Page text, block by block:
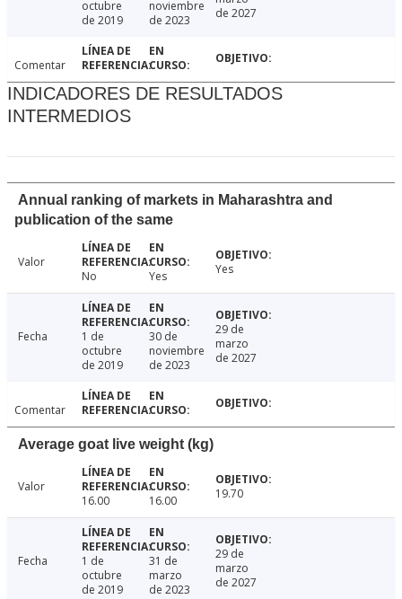
octubre
de 2019
noviembre
de 2023
de 2027
Comentar
INDICADORES DE RESULTADOS
INTERMEDIOS
Annual ranking of markets in Maharashtra and
publication of the same
Valor
No
Yes Yes
Fecha
1 de
octubre
de 2019
30 de
noviembre
de 2023
29 de
marzo
de 2027
Comentar
Average goat live weight (kg)
Valor
16.00
16.00 19.70
Fecha
1 de
octubre
de 2019
31 de
marzo
de 2023
29 de
marzo
de 2027